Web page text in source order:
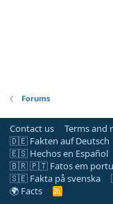
Forums
Contact us Terms and
🇩🇪 Fakten auf Deutsch
🇪🇸 Hechos en Español
🇧🇷 🇵🇹 Fatos em
🇸🇪 Fakta på svenska
🌍 Facts
R